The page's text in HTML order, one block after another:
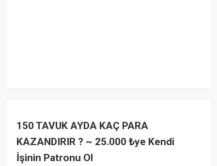
150 TAVUK AYDA KAÇ PARA
KAZANDIRIR ? ~ 25.000 ₺ye Kendi
İşinin Patronu Ol